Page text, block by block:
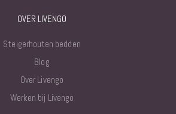
OVER LIVENGO
Steigerhouten bedden
Blog
Over Livengo
Werken bij Livengo